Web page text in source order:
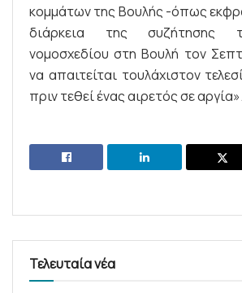
κομμάτων της Βουλής -όπως
διάρκεια της συζήτησης
νομοσχεδίου στη Βουλή τον
να απαιτείται τουλάχιστον
πριν τεθεί ένας αιρετός σε αργία».
Τελευταία νέα